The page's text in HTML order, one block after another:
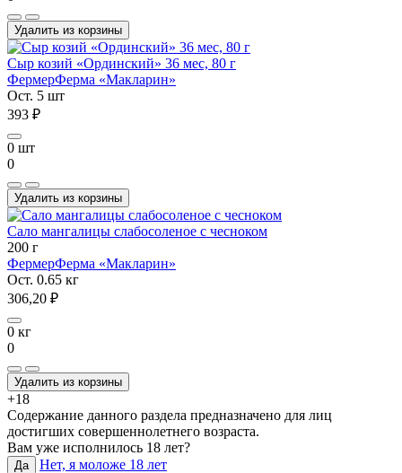
Удалить из корзины
Сыр козий «Ординский» 36 мес, 80 г
ФермерФерма «Макларин»
Ост. 5 шт
393 ₽
0 шт
0
Удалить из корзины
Сало мангалицы слабосоленое с чесноком
200 г
ФермерФерма «Макларин»
Ост. 0.65 кг
306,20 ₽
0 кг
0
Удалить из корзины
+18
Содержание данного раздела предназначено для лиц
достигших совершеннолетнего возраста.
Вам уже исполнилось 18 лет?
Да
Нет, я моложе 18 лет